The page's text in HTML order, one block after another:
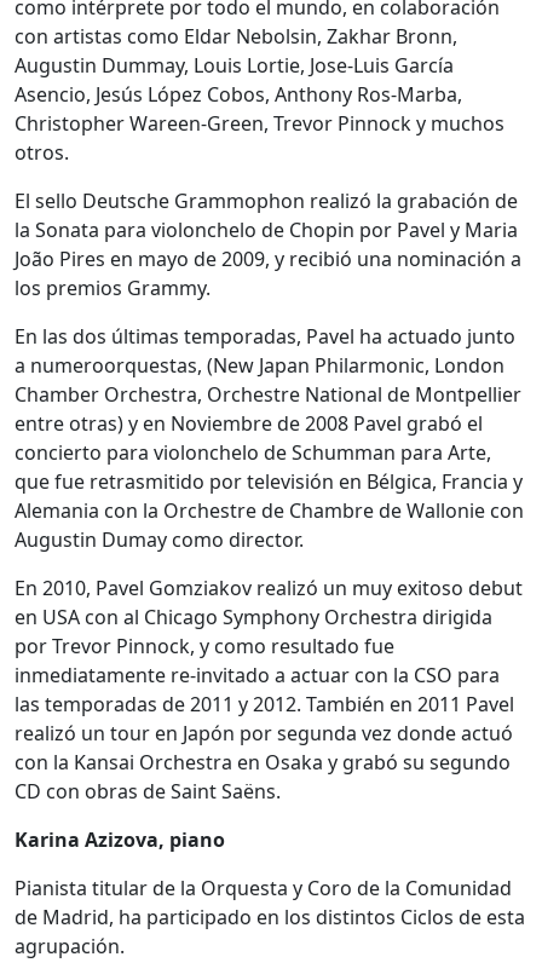
como intérprete por todo el mundo, en colaboración
con artistas como Eldar Nebolsin, Zakhar Bronn,
Augustin Dummay, Louis Lortie, Jose-Luis García
Asencio, Jesús López Cobos, Anthony Ros-Marba,
Christopher Wareen-Green, Trevor Pinnock y muchos
otros.
El sello Deutsche Grammophon realizó la grabación de
la Sonata para violonchelo de Chopin por Pavel y Maria
João Pires en mayo de 2009, y recibió una nominación a
los premios Grammy.
En las dos últimas temporadas, Pavel ha actuado junto
a numeroorquestas, (New Japan Philarmonic, London
Chamber Orchestra, Orchestre National de Montpellier
entre otras) y en Noviembre de 2008 Pavel grabó el
concierto para violonchelo de Schumman para Arte,
que fue retrasmitido por televisión en Bélgica, Francia y
Alemania con la Orchestre de Chambre de Wallonie con
Augustin Dumay como director.
En 2010, Pavel Gomziakov realizó un muy exitoso debut
en USA con al Chicago Symphony Orchestra dirigida
por Trevor Pinnock, y como resultado fue
inmediatamente re-invitado a actuar con la CSO para
las temporadas de 2011 y 2012. También en 2011 Pavel
realizó un tour en Japón por segunda vez donde actuó
con la Kansai Orchestra en Osaka y grabó su segundo
CD con obras de Saint Saëns.
Karina Azizova, piano
Pianista titular de la Orquesta y Coro de la Comunidad
de Madrid, ha participado en los distintos Ciclos de esta
agrupación.